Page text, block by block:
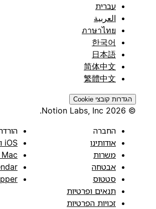
עברית
العربية
ภาษาไทย
한국어
日本語
简体中文
繁體中文
הגדרות קובצי Cookie
© 2026 Notion Labs, Inc.
החברה
אודותינו
משרות
אבטחה
סטטוס
תנאים ופרטיות
זכויות הפרטיות
iOS ו-Android
Mac ו-Windows